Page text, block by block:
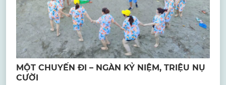
MỘT CHUYẾN ĐI – NGÀN KỶ NIỆM, TRIỆU NỤ
CƯỜI